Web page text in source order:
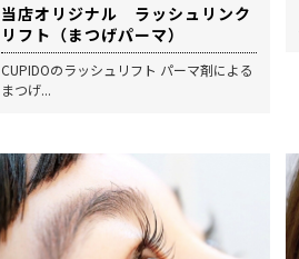
当店オリジナル ラッシュリンク
リフト（まつげパーマ）
CUPIDOのラッシュリフト パーマ剤による
まつげ...